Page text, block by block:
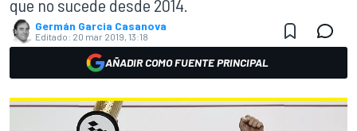
que no sucede desde 2014.
Germán Garcia Casanova
Editado: 20 mar 2019, 13:18
AÑADIR COMO FUENTE PRINCIPAL